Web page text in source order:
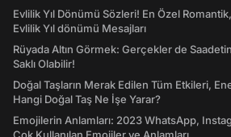
Evlilik Yıl Dönümü Sözleri! En Özel
Evlilik Yıl dönümü Mesajları
Rüyada Altın Görmek: Gerçekler de
Saklı Olabilir!
Doğal Taşların Merak Edilen Tüm Etkileri,
Hangi Doğal Taş Ne İşe Yarar?
Emojilerin Anlamları: 2023 WhatsApp,